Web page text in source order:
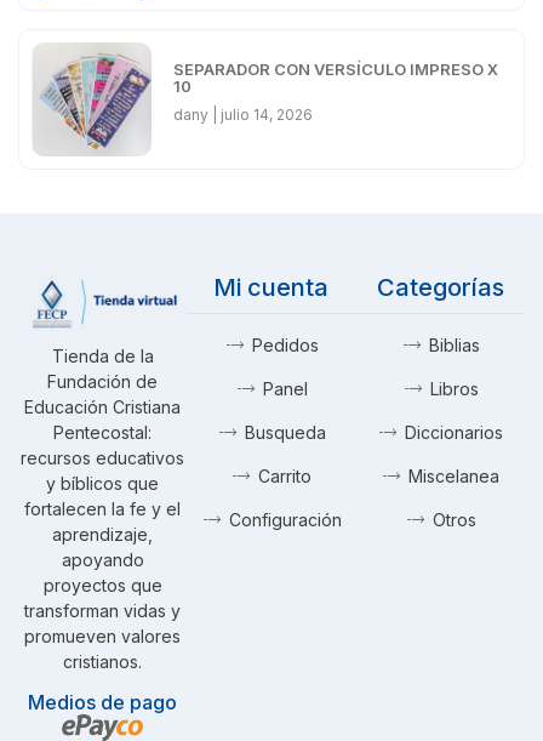
SEPARADOR CON VERSÍCULO IMPRESO X
10
dany julio 14, 2026
Tienda de la
Fundación de
Educación Cristiana
Pentecostal:
recursos educativos
y bíblicos que
fortalecen la fe y el
aprendizaje,
apoyando
proyectos que
transforman vidas y
promueven valores
cristianos.
Medios de pago
Mi cuenta
Pedidos
Panel
Busqueda
Carrito
Configuración
Categorías
Biblias
Libros
Diccionarios
Miscelanea
Otros